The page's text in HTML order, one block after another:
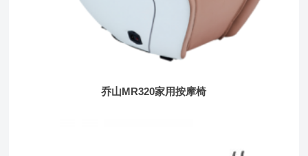
乔山MR320家用按摩椅